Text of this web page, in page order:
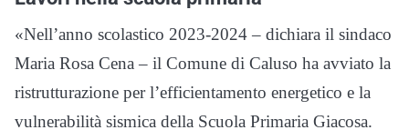
«Nell’anno scolastico 2023-2024 – dichiara il sindaco
Maria Rosa Cena – il Comune di Caluso ha avviato la
ristrutturazione per l’efficientamento energetico e la
vulnerabilità sismica della Scuola Primaria Giacosa.